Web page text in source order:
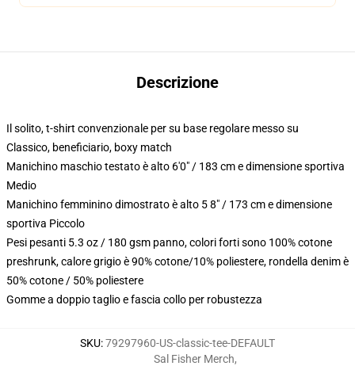
Descrizione
Il solito, t-shirt convenzionale per su base regolare messo su
Classico, beneficiario, boxy match
Manichino maschio testato è alto 6'0" / 183 cm e dimensione sportiva
Medio
Manichino femminino dimostrato è alto 5 8" / 173 cm e dimensione
sportiva Piccolo
Pesi pesanti 5.3 oz / 180 gsm panno, colori forti sono 100% cotone
preshrunk, calore grigio è 90% cotone/10% poliestere, rondella denim è
50% cotone / 50% poliestere
Gomme a doppio taglio e fascia collo per robustezza
SKU:79297960-US-classic-tee-DEFAULT
Sal Fisher Merch,